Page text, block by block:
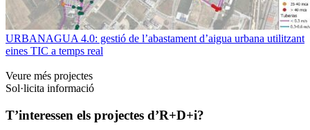
URBANAGUA 4.0: gestió de l’abastament d’aigua urbana utilitzant
eines TIC a temps real
Veure més projectes
Sol·licita informació
T’interessen els projectes d’R+D+i?